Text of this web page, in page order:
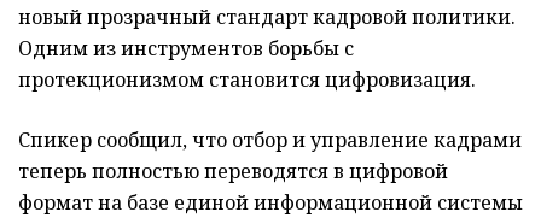
новый прозрачный стандарт кадровой политики.
Одним из инструментов борьбы с
протекционизмом становится цифровизация.
Спикер сообщил, что отбор и управление кадрами
теперь полностью переводятся в цифровой
формат на базе единой информационной системы